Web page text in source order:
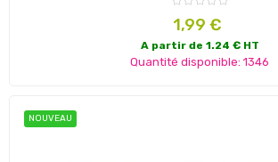
Prix
1,99 €
A partir de 1.24 € HT
Quantité disponible: 1346
NOUVEAU